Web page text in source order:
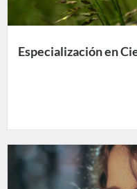
Especialización en